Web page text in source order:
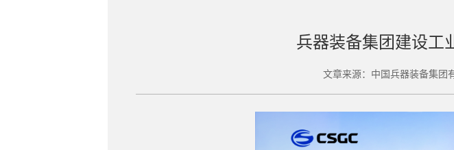
兵器装备集团建设工
文章来源：中国兵器装备集